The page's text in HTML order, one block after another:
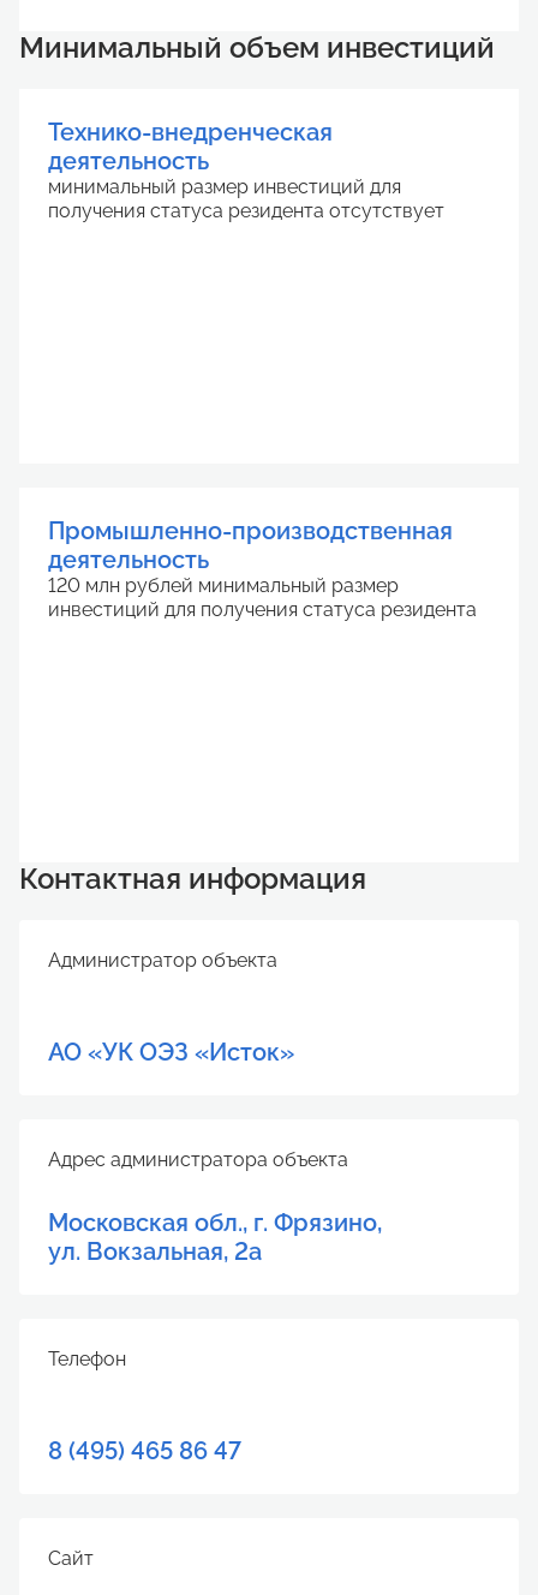
Минимальный объем инвестиций
Технико-внедренческая
деятельность
минимальный размер инвестиций для
получения статуса резидента отсутствует
Промышленно-производственная
деятельность
120 млн рублей минимальный размер
инвестиций для получения статуса резидента
Контактная информация
Администратор объекта
АО «УК ОЭЗ «Исток»
Адрес администратора объекта
Московская обл., г. Фрязино,
ул. Вокзальная, 2а
Телефон
8 (495) 465 86 47
Сайт